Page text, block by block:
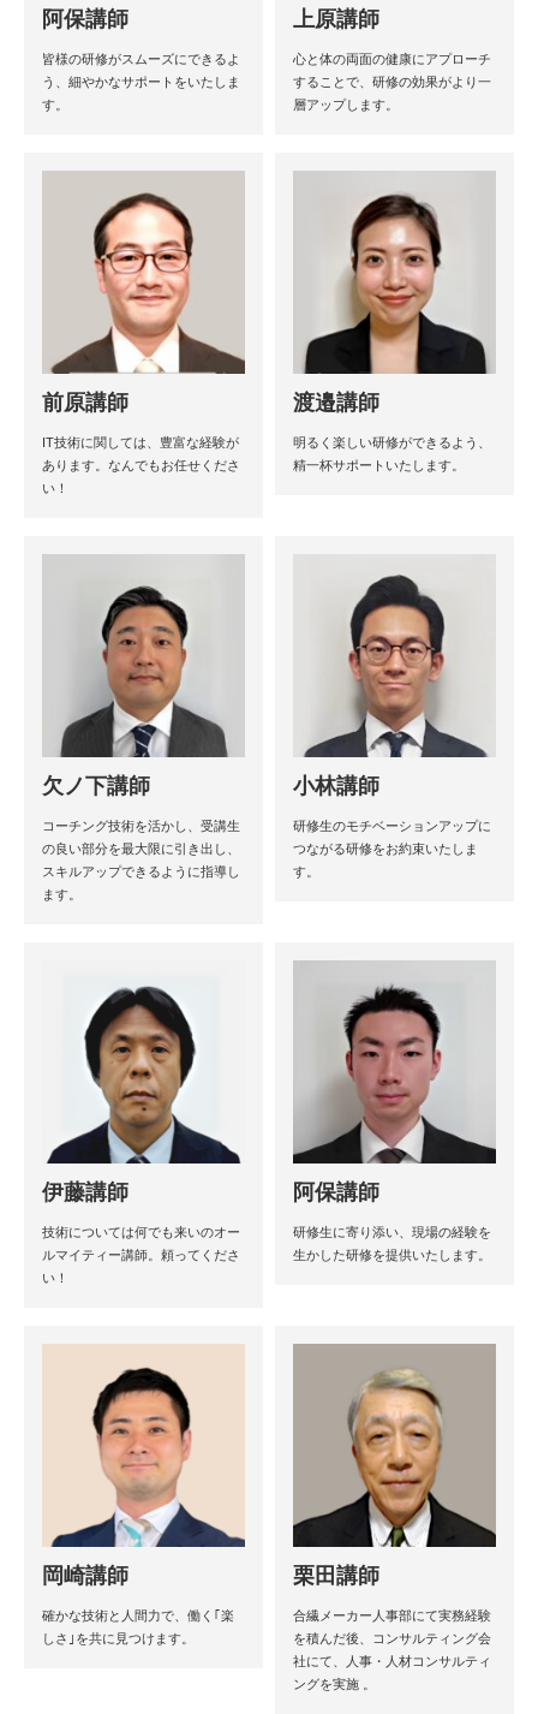
阿保講師
皆様の研修がスムーズにできるよ
う、細やかなサポートをいたしま
す。
上原講師
心と体の両面の健康にアプローチ
することで、研修の効果がより一
層アップします。
前原講師
IT技術に関しては、豊富な経験が
あります。なんでもお任せくださ
い！
渡邉講師
明るく楽しい研修ができるよう、
精一杯サポートいたします。
欠ノ下講師
コーチング技術を活かし、受講生
の良い部分を最大限に引き出し、
スキルアップできるように指導し
ます。
小林講師
研修生のモチベーションアップに
つながる研修をお約束いたしま
す。
伊藤講師
技術については何でも来いのオー
ルマイティー講師。頼ってくださ
い！
阿保講師
研修生に寄り添い、現場の経験を
生かした研修を提供いたします。
岡崎講師
確かな技術と人間力で、働く｢楽
しさ｣を共に見つけます。
栗田講師
合繊メーカー人事部にて実務経験
を積んだ後、コンサルティング会
社にて、人事・人材コンサルティ
ングを実施 。